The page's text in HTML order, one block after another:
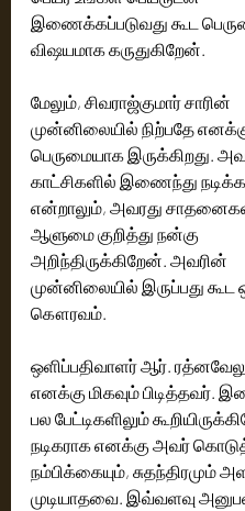
இணைக்கப்படுவது கூட
விஷயமாக கருதுகிறேன்.
மேலும், சிவராஜ்குமார் சாரின்
முன்னிலையில் நிற்பதே
பெருமையாக இருக்கிறது.
காட்சிகளில் இணைந்து
என்றாலும், அவரது
ஆளுமை குறித்து நன்கு
அறிந்திருக்கிறேன். அவரின்
முன்னிலையில் இருப்பது கூட
கௌரவம்.
ஒளிப்பதிவாளர் ஆர்.
எனக்கு மிகவும் பிடித்தவர்.
பல பேட்டிகளிலும்
நடிகராக எனக்கு அவர்
நம்பிக்கையும், சுதந்திரமும்
முடியாதவை. இவ்வளவு